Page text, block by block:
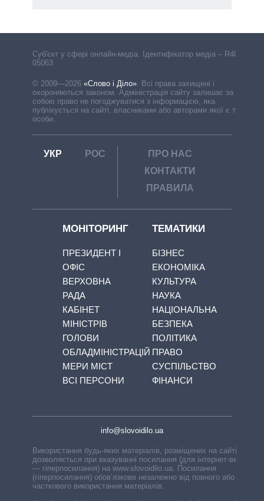
Cуб'єкт у сфері онлайн-медіа. Ідентифікатор медіа – R40-
05063
© 2009—2026 «Слово і Діло» Всі права захищені і
охороняються законом. Адміністрація сайту залишає за
собою право не погоджуватися з інформацією, яка
публікується на сайті, власниками або авторами якої є треті
особи.
УКР РОС
ПРО НАС
КОНТАКТИ
ПРАВИЛА
МОНІТОРИНГ
ПРЕЗИДЕНТ І
ОФІС
ВЕРХОВНА
РАДА
КАБІНЕТ
МІНІСТРІВ
ГОЛОВИ
ОБЛАДМІНІСТРАЦІЙ
МЕРИ МІСТ
ВСІ ПЕРСОНИ
ТЕМАТИКИ
БІЗНЕС
ЕКОНОМІКА
КУЛЬТУРА
НАУКА
НАЦІОНАЛЬНА
БЕЗПЕКА
ПОЛІТИКА
ПРАВО
СУСПІЛЬСТВО
ФІНАНСИ
info@slovoidilo.ua
Використання будь-яких матеріалів, розміщених на сайті,
дозволяється при вказуванні посилання (для інтернет-видань
— гіперпосилання) на www.slovoidilo.ua. Посилання
(гіперпосилання) обов’язкове незалежно від повного або
часткового використання матеріалів.